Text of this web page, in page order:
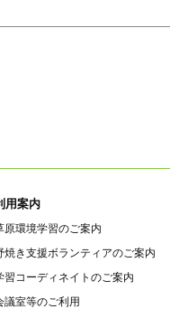
用案内
原環境学習のご案内
焼き支援ボランティアのご案内
習コーディネイトのご案内
議室等のご利用